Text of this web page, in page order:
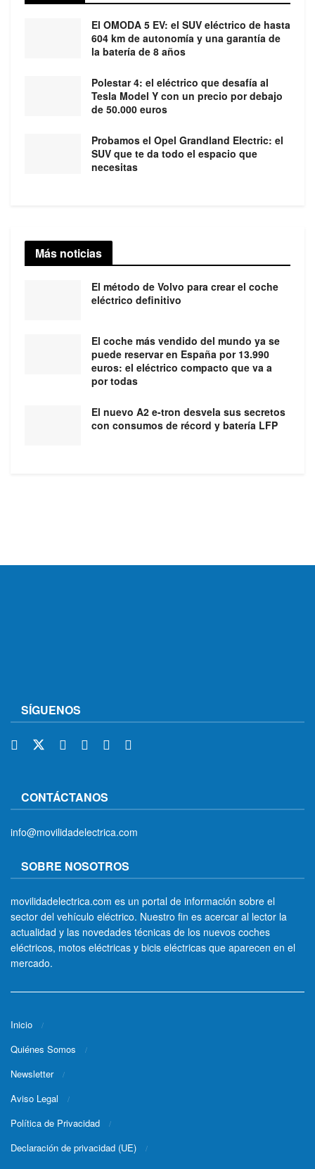
El OMODA 5 EV: el SUV eléctrico de hasta
604 km de autonomía y una garantía de
la batería de 8 años
Polestar 4: el eléctrico que desafía al
Tesla Model Y con un precio por debajo
de 50.000 euros
Probamos el Opel Grandland Electric: el
SUV que te da todo el espacio que
necesitas
Más noticias
El método de Volvo para crear el coche
eléctrico definitivo
El coche más vendido del mundo ya se
puede reservar en España por 13.990
euros: el eléctrico compacto que va a
por todas
El nuevo A2 e-tron desvela sus secretos
con consumos de récord y batería LFP
SÍGUENOS
CONTÁCTANOS
info@movilidadelectrica.com
SOBRE NOSOTROS
movilidadelectrica.com es un portal de información sobre el
sector del vehículo eléctrico. Nuestro fin es acercar al lector la
actualidad y las novedades técnicas de los nuevos coches
eléctricos, motos eléctricas y bicis eléctricas que aparecen en el
mercado.
Inicio
Quiénes Somos
Newsletter
Aviso Legal
Política de Privacidad
Declaración de privacidad (UE)